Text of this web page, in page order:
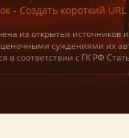
- Создать короткий URL
из открытых источников
суждениями их
в соответствии с ГК РФ